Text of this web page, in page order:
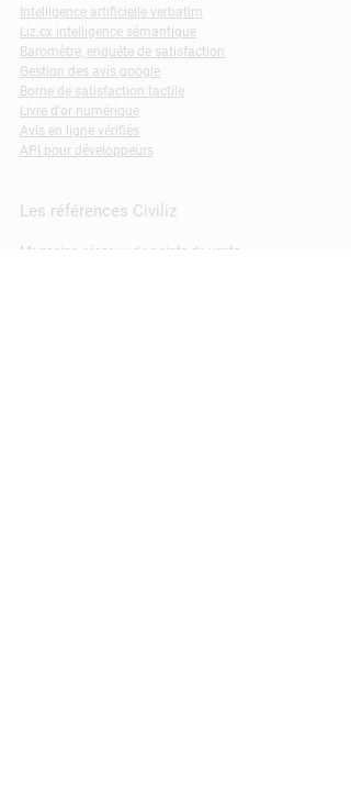
Intelligence artificielle verbatim
Liz.cx intelligence sémantique
Baromètre, enquête de satisfaction
Gestion des avis google
Borne de satisfaction tactile
Livre d'or numérique
Avis en ligne vérifiés
API pour développeurs
Les références Civiliz
Magasins, réseaux de points de vente